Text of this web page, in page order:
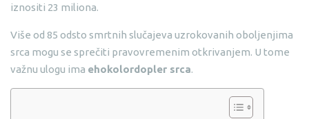
iznositi 23 miliona.
Više od 85 odsto smrtnih slučajeva uzrokovanih oboljenjima
srca mogu se sprečiti pravovremenim otkrivanjem. U tome
važnu ulogu ima ehokolordopler srca.